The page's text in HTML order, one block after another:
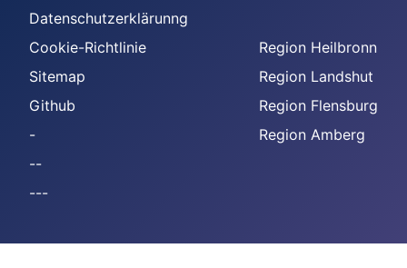
Datenschutzerklärunng
Cookie-Richtlinie
Sitemap
Github
-
--
---
Region Heilbronn
Region Landshut
Region Flensburg
Region Amberg